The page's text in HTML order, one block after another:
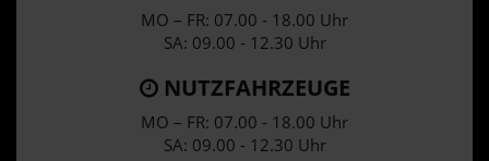
MO – FR: 07.00 - 18.00 Uhr
SA: 09.00 - 12.30 Uhr
NUTZFAHRZEUGE
MO – FR: 07.00 - 18.00 Uhr
SA: 09.00 - 12.30 Uhr